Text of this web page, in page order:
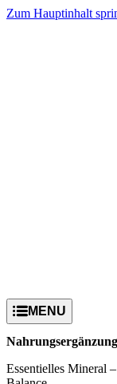
Zum Hauptinhalt
Essentielles Mineral